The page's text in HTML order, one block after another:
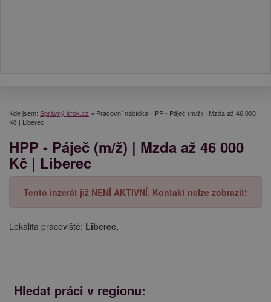
Kde jsem: Správný krok.cz » Pracovní nabídka HPP - Páječ (m/ž) | Mzda až 46 000
Kč | Liberec
HPP - Páječ (m/ž) | Mzda až 46 000
Kč | Liberec
Tento inzerát již NENÍ AKTIVNÍ. Kontakt nelze zobrazit!
Lokalita pracoviště: Liberec,
Hledat práci v regionu: